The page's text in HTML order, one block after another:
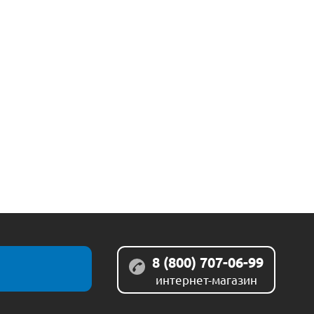
8 (800) 707-06-99
интернет-магазин